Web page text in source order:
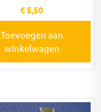
€5,50
Toevoegen aan
winkelwagen